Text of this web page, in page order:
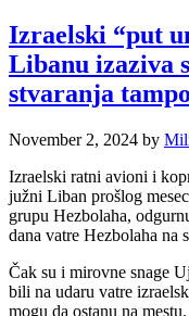
Izraelski “put
Libanu izaziva
stvaranja
November 2, 2024 by
Izraelski ratni avioni i
južni Liban prošlog
grupu Hezbolaha,
dana vatre Hezbolaha na
Čak su i mirovne snage
bili na udaru vatre
mogu da ostanu na mestu.